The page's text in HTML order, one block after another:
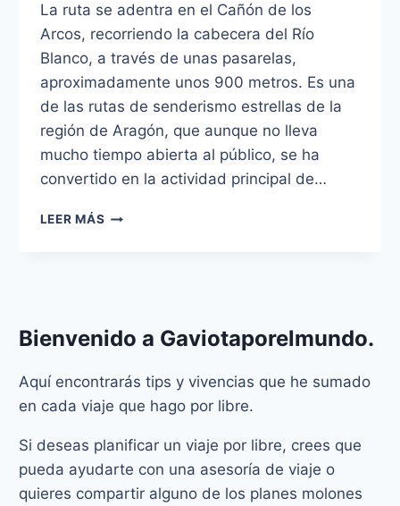
La ruta se adentra en el Cañón de los
Arcos, recorriendo la cabecera del Río
Blanco, a través de unas pasarelas,
aproximadamente unos 900 metros. Es una
de las rutas de senderismo estrellas de la
región de Aragón, que aunque no lleva
mucho tiempo abierta al público, se ha
convertido en la actividad principal de…
LEER MÁS ¿CÓMO
DE
LA
Bienvenido a Gaviotaporelmundo.
Aquí encontrarás tips y vivencias que he sumado
en cada viaje que hago por libre.
Si deseas planificar un viaje por libre, crees que
pueda ayudarte con una asesoría de viaje o
quieres compartir alguno de los planes molones